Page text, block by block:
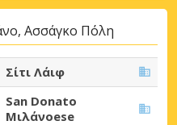
Ασσάγκο Πόλη
Σίτι Λάιφ
San Donato
Μιλάνοese